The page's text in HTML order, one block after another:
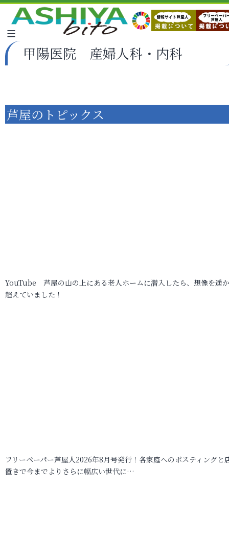
甲陽医院 産婦人科・内科
芦屋のトピックス
YouTube 芦屋の山の上にある老人ホームに潜入したら、想像を遥
超えていました！
フリーペーパー芦屋人2026年8月号発行！各家庭へのポスティングと
置きで今までよりさらに幅広い世代に…